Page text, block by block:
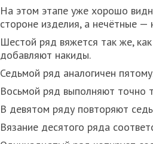
На этом этапе уже хорошо
стороне изделия, а нечётные —
Шестой ряд вяжется так же,
добавляют накиды.
Седьмой ряд аналогичен
Восьмой ряд выполняют точно
В девятом ряду повторяют
Вязание десятого ряда